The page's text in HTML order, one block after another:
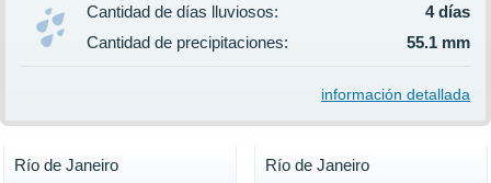
Cantidad de días lluviosos:
4 días
Cantidad de precipitaciones:
55.1 mm
información detallada
Río de Janeiro Río de Janeiro